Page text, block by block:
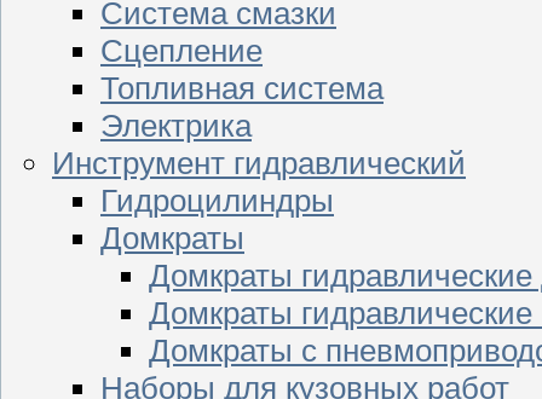
Система смазки
Сцепление
Топливная система
Электрика
Инструмент гидравлический
Гидроцилиндры
Домкраты
Домкраты
Домкраты гидравлические
Домкраты с
Наборы для кузовных работ